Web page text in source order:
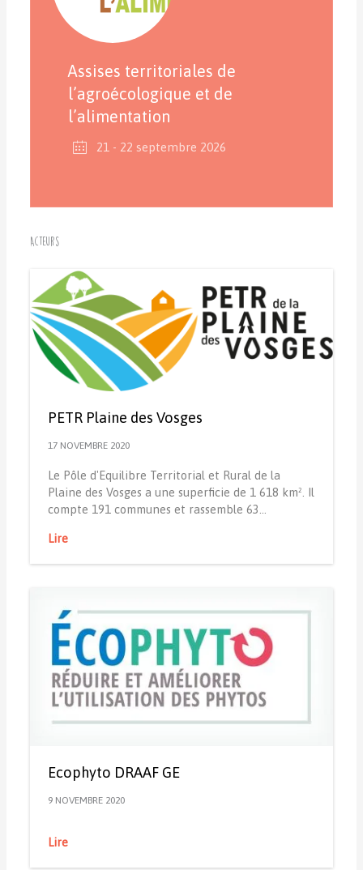
Assises territoriales de
l’agroécologique et de
l’alimentation
21 - 22 septembre 2026
Acteurs
PETR Plaine des Vosges
17 NOVEMBRE 2020
Le Pôle d'Equilibre Territorial et Rural de la
Plaine des Vosges a une superficie de 1 618 km². Il
compte 191 communes et rassemble 63…
Lire
Ecophyto DRAAF GE
9 NOVEMBRE 2020
Lire